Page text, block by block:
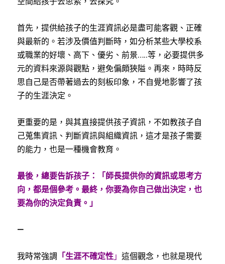
首先，提供給孩子的生涯資訊必是盡可能客觀、正確
與最新的。若涉及價值判斷時，如分析某些大學校系
或職業的好壞、高下、優劣、前景…..等，必要提供多
元的資料來源與觀點，避免偏頗狹隘。再來，時時反
思自己是否帶著過去的刻板印象，不自覺地影響了孩
子的生涯決定。
更重要的是，與其直接提供孩子資訊，不如教孩子自
己蒐集資訊、判斷資訊與組織資訊，這才是孩子需要
的能力，也是一種機會教育。
最後，總要告訴孩子：「師長提供你的資訊或思考方
向，都是個參考。最終，你要為你自己做出決定，也
要為你的決定負責。」
—
我時常強調 「生涯不確定性 」 這個觀念，也就是現代